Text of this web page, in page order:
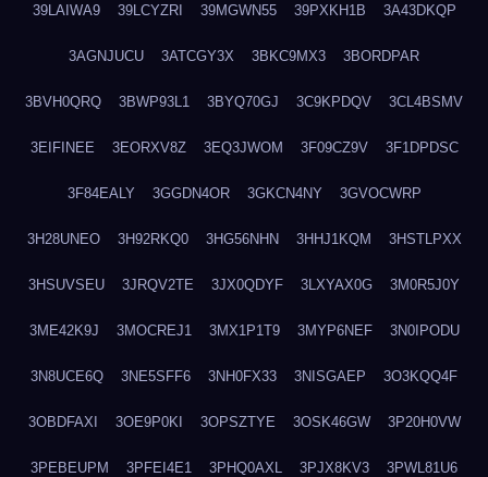
39LAIWA9 39LCYZRI 39MGWN55 39PXKH1B 3A43DKQP
3AGNJUCU 3ATCGY3X 3BKC9MX3 3BORDPAR
3BVH0QRQ 3BWP93L1 3BYQ70GJ 3C9KPDQV 3CL4BSMV
3EIFINEE 3EORXV8Z 3EQ3JWOM 3F09CZ9V 3F1DPDSC
3F84EALY 3GGDN4OR 3GKCN4NY 3GVOCWRP
3H28UNEO 3H92RKQ0 3HG56NHN 3HHJ1KQM 3HSTLPXX
3HSUVSEU 3JRQV2TE 3JX0QDYF 3LXYAX0G 3M0R5J0Y
3ME42K9J 3MOCREJ1 3MX1P1T9 3MYP6NEF 3N0IPODU
3N8UCE6Q 3NE5SFF6 3NH0FX33 3NISGAEP 3O3KQQ4F
3OBDFAXI 3OE9P0KI 3OPSZTYE 3OSK46GW 3P20H0VW
3PEBEUPM 3PFEI4E1 3PHQ0AXL 3PJX8KV3 3PWL81U6